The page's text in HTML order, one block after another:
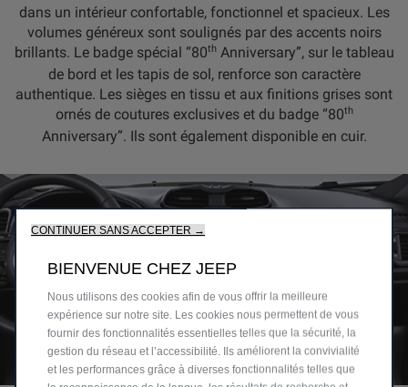
dans un intérieur confortable, fonctionnel et spacieux. Les
volumes généreux sont soulignés par des accents noirs
brillants. Le badge spécial “80thAnniversary”, sur le tableau
de bord et les tapis de sol, renforce son caractère
authentique. Les sièges en tissu et aux finitions grises sont
ornés de coutures exclusives et du badge “80th
Anniversary”. Ils sont également disponible en cuir.
CONTINUER SANS ACCEPTER →
BIENVENUE CHEZ JEEP
Nous utilisons des cookies afin de vous offrir la meilleure
expérience sur notre site. Les cookies nous permettent de vous
fournir des fonctionnalités essentielles telles que la sécurité, la
gestion du réseau et l’accessibilité. Ils améliorent la convivialité
et les performances grâce à diverses fonctionnalités telles que